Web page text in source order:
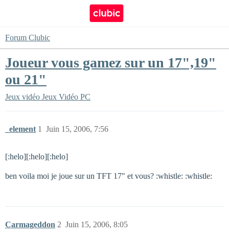
Forum Clubic
Joueur vous gamez sur un 17",19"
ou 21"
Jeux vidéo Jeux Vidéo PC
_element Juin 15, 2006, 7:56
1
[:helo][:helo][:helo]
ben voila moi je joue sur un TFT 17" et vous? :whistle: :whistle:
Carmageddon Juin 15, 2006, 8:05
2